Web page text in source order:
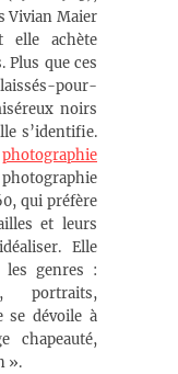
Vivian Maier
elle achète
Plus que ces
pour-
noirs
s’identifie.
photographie
qui préfère
et leurs
Elle
les genres :
portraits,
se dévoile à
chapeauté,
».